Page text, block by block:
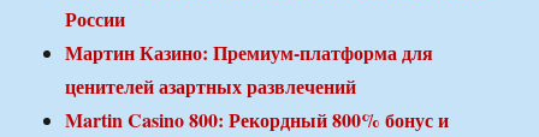
России
Мартин Казино: Премиум-платформа для
ценителей азартных развлечений
Martin Casino 800: Рекордный 800% бонус и